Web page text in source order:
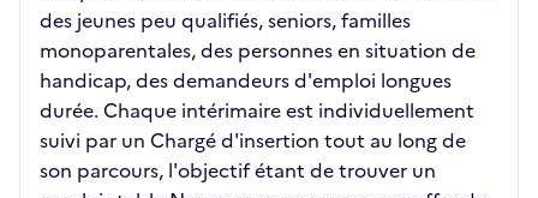
des jeunes peu qualifiés, seniors, familles
monoparentales, des personnes en situation de
handicap, des demandeurs d'emploi longues
durée. Chaque intérimaire est individuellement
suivi par un Chargé d'insertion tout au long de
son parcours, l'objectif étant de trouver un